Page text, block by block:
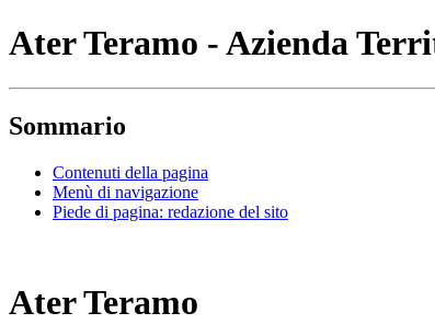
Ater Teramo - Azienda
Sommario
Contenuti della pagina
Menù di navigazione
Piede di pagina: redazione del sito
Ater Teramo